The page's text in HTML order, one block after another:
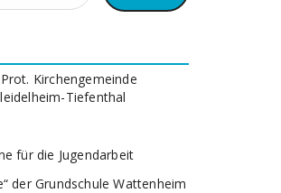
Kirchengemeinde
Tiefenthal
für die Jugendarbeit
der Grundschule Wattenheim